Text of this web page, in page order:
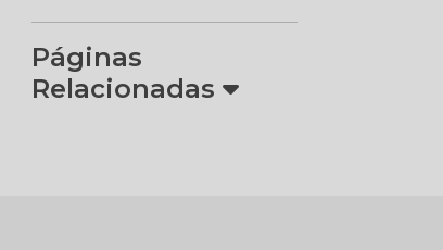
Páginas
Relacionadas